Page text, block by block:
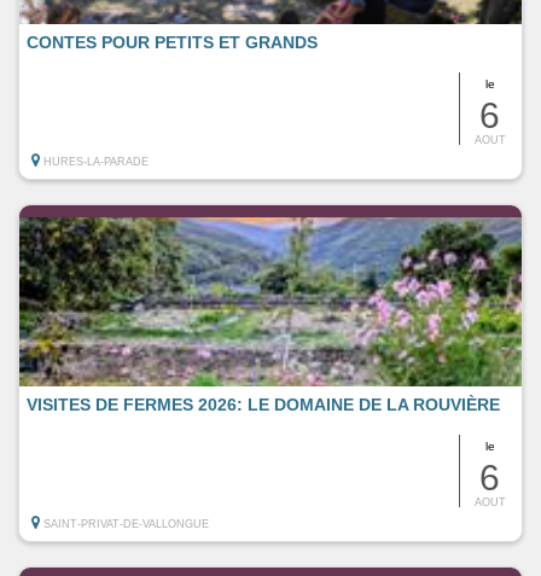
le
6
AOUT
CONTES POUR PETITS ET GRANDS
HURES-LA-PARADE
le
6
AOUT
VISITES DE FERMES 2026: LE DOMAINE DE LA ROUVIÈRE
SAINT-PRIVAT-DE-VALLONGUE